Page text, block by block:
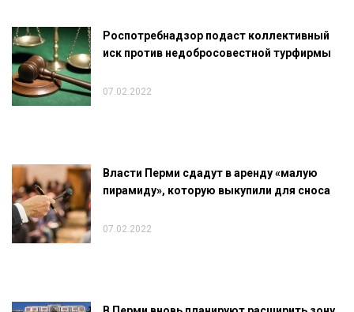
Роспотребнадзор подаст коллективный
иск против недобросовестной турфирмы
07.02.2022
Власти Перми сдадут в аренду «малую
пирамиду», которую выкупили для сноса
07.02.2022